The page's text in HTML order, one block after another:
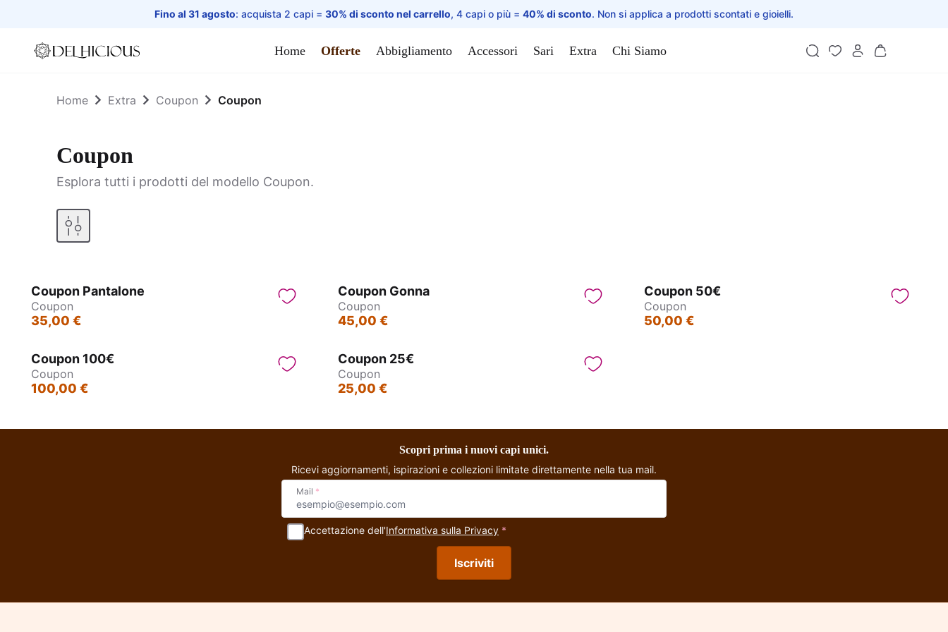
Fino al 31 agosto: acquista 2 capi = 30% di sconto nel carrello, 4 capi o più = 40% di sconto. Non si applica a prodotti scontati e gioielli.
Home
Home Offerte Abbigliamento Accessori Sari Extra Chi Siamo
Home Extra Coupon Coupon
Coupon
Esplora tutti i prodotti del modello Coupon.
Coupon Pantalone
Coupon
35,00 €
Coupon Gonna
Coupon
45,00 €
Coupon 50€
Coupon
50,00 €
Coupon 100€
Coupon
100,00 €
Coupon 25€
Coupon
25,00 €
Scopri prima i nuovi capi unici.
Ricevi aggiornamenti, ispirazioni e collezioni limitate direttamente nella tua mail.
Mail *
Accettazione dell'Informativa sulla Privacy *
Iscriviti